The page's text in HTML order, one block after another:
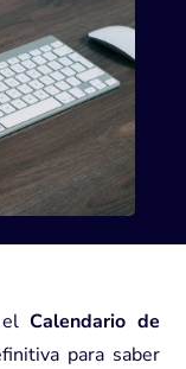
elCalendario de
para saber